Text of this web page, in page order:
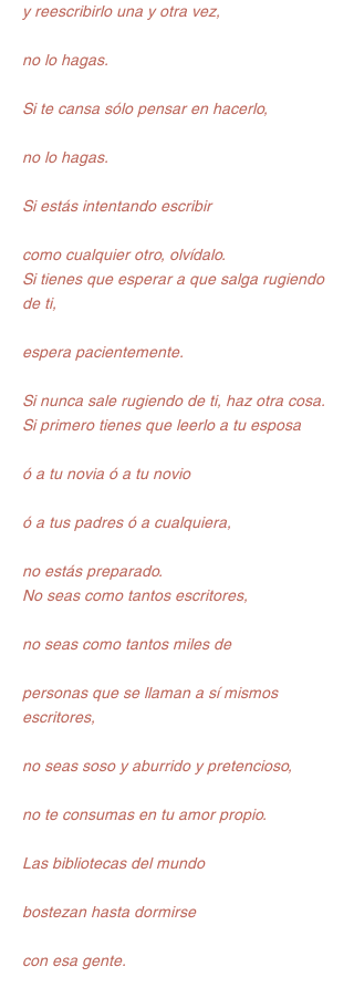
y reescribirlo una y otra vez,
no lo hagas.
Si te cansa sólo pensar en hacerlo,
no lo hagas.
Si estás intentando escribir
como cualquier otro, olvídalo.
Si tienes que esperar a que salga rugiendo
de ti,
espera pacientemente.
Si nunca sale rugiendo de ti, haz otra cosa.
Si primero tienes que leerlo a tu esposa
ó a tu novia ó a tu novio
ó a tus padres ó a cualquiera,
no estás preparado.
No seas como tantos escritores,
no seas como tantos miles de
personas que se llaman a sí mismos
escritores,
no seas soso y aburrido y pretencioso,
no te consumas en tu amor propio.
Las bibliotecas del mundo
bostezan hasta dormirse
con esa gente.